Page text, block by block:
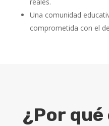
Una comunidad
comprometida con el
¿Por